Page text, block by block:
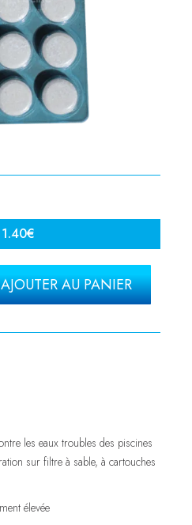
€
AJOUTER AU PANIER
les eaux troubles des piscines
sur filtre à sable, à cartouches
élevée